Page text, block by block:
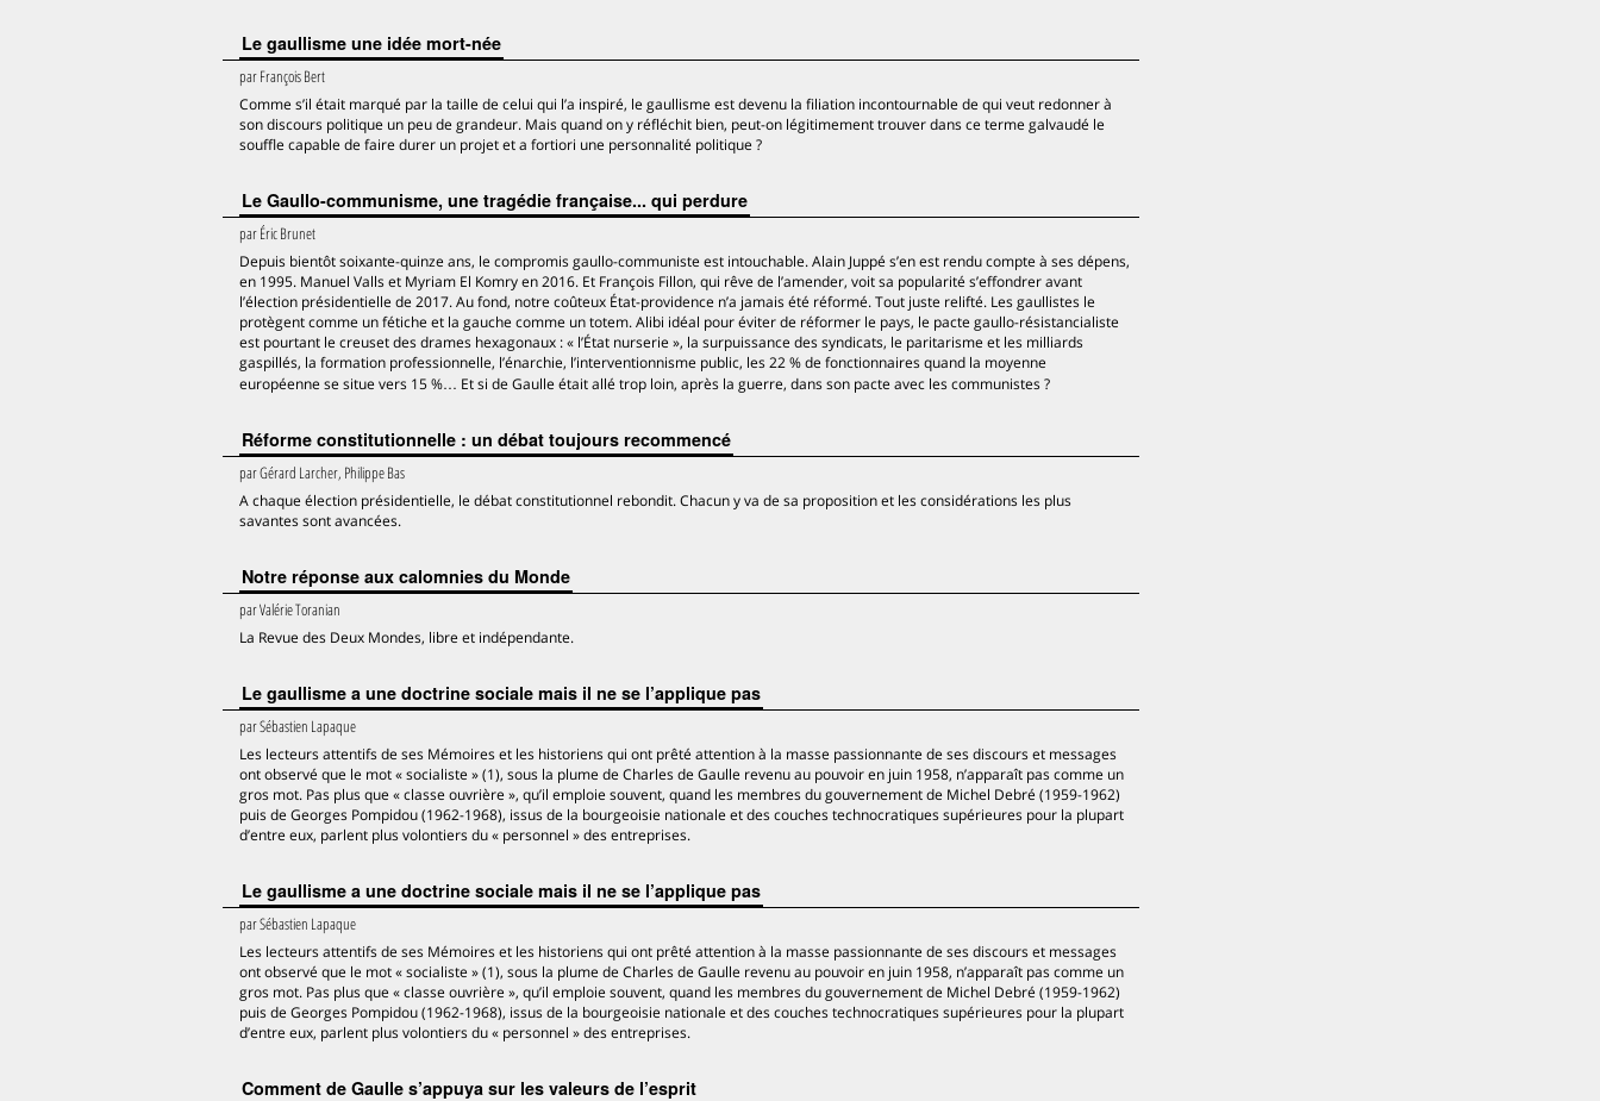
Le gaullisme une idée mort-née
parFrançois Bert
Comme s’il était marqué par la taille de celui qui l’a inspiré, le gaullisme est devenu la filiation incontournable de qui veut redonner à
son discours politique un peu de grandeur. Mais quand on y réfléchit bien, peut-on légitimement trouver dans ce terme galvaudé le
souffle capable de faire durer un projet et a fortiori une personnalité politique ?
Le Gaullo-communisme, une tragédie française... qui perdure
parÉric Brunet
Depuis bientôt soixante-quinze ans, le compromis gaullo-communiste est intouchable. Alain Juppé s’en est rendu compte à ses dépens,
en 1995. Manuel Valls et Myriam El Komry en 2016. Et François Fillon, qui rêve de l’amender, voit sa popularité s’effondrer avant
l’élection présidentielle de 2017. Au fond, notre coûteux État-providence n’a jamais été réformé. Tout juste relifté. Les gaullistes le
protègent comme un fétiche et la gauche comme un totem. Alibi idéal pour éviter de réformer le pays, le pacte gaullo-résistancialiste
est pourtant le creuset des drames hexagonaux : « l’État nurserie », la surpuissance des syndicats, le paritarisme et les milliards
gaspillés, la formation professionnelle, l’énarchie, l’interventionnisme public, les 22 % de fonctionnaires quand la moyenne
européenne se situe vers 15 %… Et si de Gaulle était allé trop loin, après la guerre, dans son pacte avec les communistes ?
Réforme constitutionnelle : un débat toujours recommencé
parGérard Larcher, Philippe Bas
A chaque élection présidentielle, le débat constitutionnel rebondit. Chacun y va de sa proposition et les considérations les plus
savantes sont avancées.
Notre réponse aux calomnies du Monde
parValérie Toranian
La Revue des Deux Mondes, libre et indépendante.
Le gaullisme a une doctrine sociale mais il ne se l’applique pas
parSébastien Lapaque
Les lecteurs attentifs de ses Mémoires et les historiens qui ont prêté attention à la masse passionnante de ses discours et messages
ont observé que le mot « socialiste » (1), sous la plume de Charles de Gaulle revenu au pouvoir en juin 1958, n’apparaît pas comme un
gros mot. Pas plus que « classe ouvrière », qu’il emploie souvent, quand les membres du gouvernement de Michel Debré (1959-1962)
puis de Georges Pompidou (1962-1968), issus de la bourgeoisie nationale et des couches technocratiques supérieures pour la plupart
d’entre eux, parlent plus volontiers du « personnel » des entreprises.
Le gaullisme a une doctrine sociale mais il ne se l’applique pas
parSébastien Lapaque
Les lecteurs attentifs de ses Mémoires et les historiens qui ont prêté attention à la masse passionnante de ses discours et messages
ont observé que le mot « socialiste » (1), sous la plume de Charles de Gaulle revenu au pouvoir en juin 1958, n’apparaît pas comme un
gros mot. Pas plus que « classe ouvrière », qu’il emploie souvent, quand les membres du gouvernement de Michel Debré (1959-1962)
puis de Georges Pompidou (1962-1968), issus de la bourgeoisie nationale et des couches technocratiques supérieures pour la plupart
d’entre eux, parlent plus volontiers du « personnel » des entreprises.
Comment de Gaulle s’appuya sur les valeurs de l’esprit